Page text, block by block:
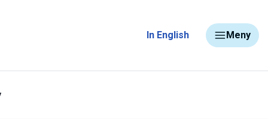
In English Meny